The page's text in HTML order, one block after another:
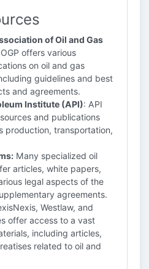
of Oil and Gas
offers various
on oil and gas
guidelines and best
and agreements.
Institute (API): API
and publications
production, transportation,
Many specialized oil
articles, white papers,
legal aspects of the
agreements.
Westlaw, and
offer access to a vast
including articles,
related to oil and